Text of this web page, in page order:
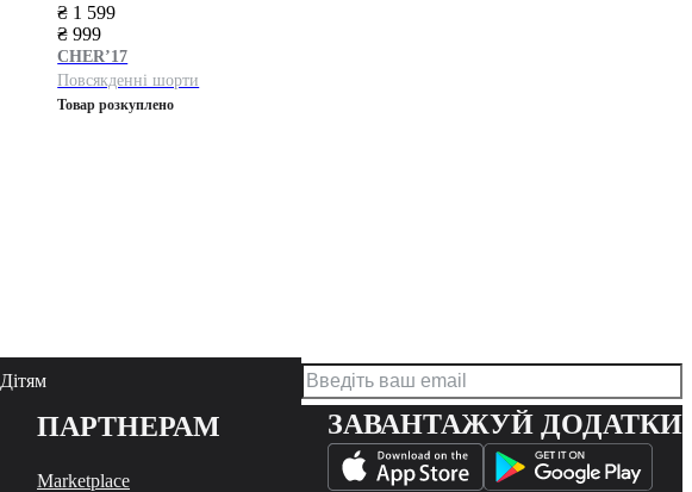
₴ 1 599
₴ 999
CHER’17
Повсякденні шорти
Товар розкуплено
Дітям
ПАРТНЕРАМ
Marketplace
ЗАВАНТАЖУЙ ДОДАТКИ